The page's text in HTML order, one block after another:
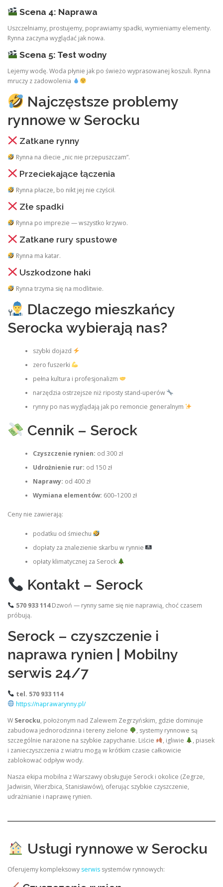
Scena 4: Naprawa
Uszczelniamy, prostujemy, poprawiamy spadki, wymieniamy elementy.
Rynna zaczyna wyglądać jak nowa.
Scena 5: Test wodny
Lejemy wodę. Woda płynie jak po świeżo wyprasowanej koszuli. Rynna
mruczy z zadowolenia
Najczęstsze problemy
rynnowe w Serocku
Zatkane rynny
Rynna na diecie „nic nie przepuszczam”.
Przeciekające łączenia
Rynna płacze, bo nikt jej nie czyścił.
Złe spadki
Rynna po imprezie — wszystko krzywo.
Zatkane rury spustowe
Rynna ma katar.
Uszkodzone haki
Rynna trzyma się na modlitwie.
Dlaczego mieszkańcy
Serocka wybierają nas?
szybki dojazd
zero fuszerki
pełna kultura i profesjonalizm
narzędzia ostrzejsze niż riposty stand‑uperów
rynny po nas wyglądają jak po remoncie generalnym
Cennik – Serock
Czyszczenie rynien: od 300 zł
Udrożnienie rur: od 150 zł
Naprawy: od 400 zł
Wymiana elementów: 600–1200 zł
Ceny nie zawierają:
podatku od śmiechu
dopłaty za znalezienie skarbu w rynnie
opłaty klimatycznej za Serock
Kontakt – Serock
570 933 114Dzwoń — rynny same się nie naprawią, choć czasem
próbują.
Serock – czyszczenie i
naprawa rynien | Mobilny
serwis 24/7
tel. 570 933 114
https://naprawarynny.pl/
W Serocku, położonym nad Zalewem Zegrzyńskim, gdzie dominuje
zabudowa jednorodzinna i tereny zielone
, systemy rynnowe są
szczególnie narażone na szybkie zapychanie. Liście
, igliwie
, piasek
i zanieczyszczenia z wiatru mogą w krótkim czasie całkowicie
zablokować odpływ wody.
Nasza ekipa mobilna z Warszawy obsługuje Serock i okolice (Zegrze,
Jadwisin, Wierzbica, Stanisławów), oferując szybkie czyszczenie,
udrażnianie i naprawę rynien.
Usługi rynnowe w Serocku
Oferujemy kompleksowy serwis systemów rynnowych: